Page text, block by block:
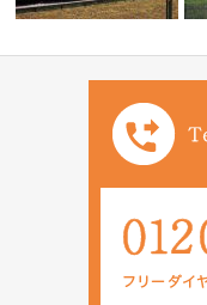
親が現在８０代でそろそろ
の問題も考え…